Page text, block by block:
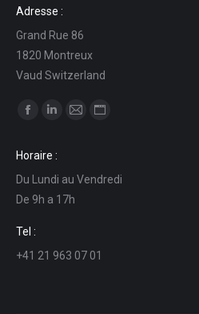
Adresse :
Grand Rue 86
1820 Montreux
Vaud Switzerland
Find us on:
opens
in
new
window
opens
in
new
in
in
Horaire :
Du Lundi au Vendredi
De 9h a 17h
Tel :
+41 21 963 07 01